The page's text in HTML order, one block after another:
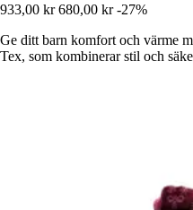
933,00 kr 680,00 kr -27%
Ge ditt barn komfort och värme
Tex, som kombinerar stil och